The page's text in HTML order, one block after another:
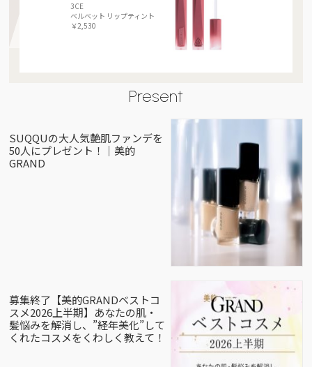
3CE
ベルベット リップティント
￥2,530
Present
SUQQUの大人気艶肌ファンデを
50人にプレゼント！｜美的
GRAND
募集終了【美的GRANDベストコ
スメ2026上半期】あなたの肌・
髪悩みを解消し、”経年美化”して
くれたコスメをくわしく教えて！